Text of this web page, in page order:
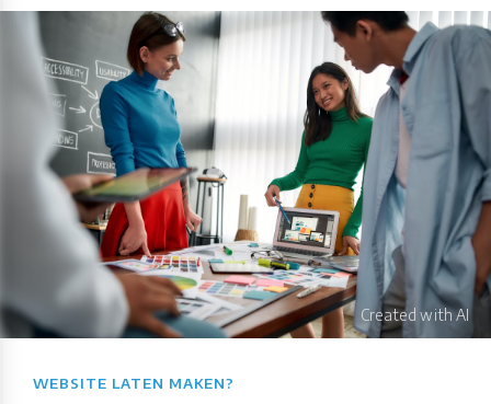
WEBSITE LATEN MAKEN?​​​​​​​​​​​​​​